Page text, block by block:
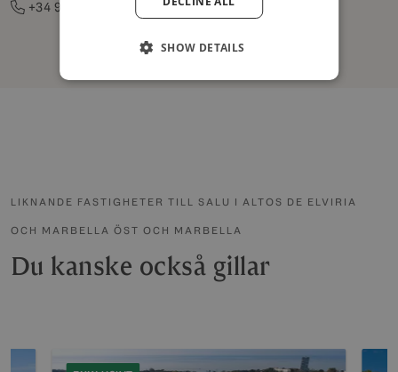
+34 952 83 55 80
LIKNANDE FASTIGHETER TILL SALU I ALTOS DE ELVIRIA
OCH MARBELLA ÖST OCH MARBELLA
Du kanske också gillar
SHOW DETAILS